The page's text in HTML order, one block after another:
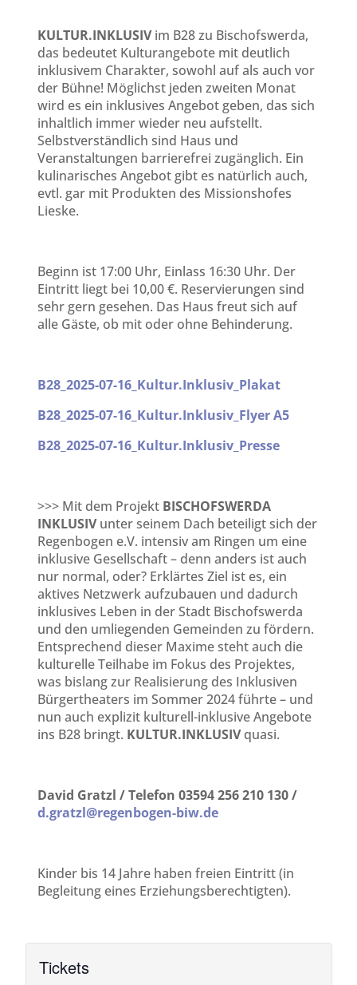
KULTUR.INKLUSIVim B28 zu Bischofswerda,
das bedeutet Kulturangebote mit deutlich
inklusivem Charakter, sowohl auf als auch vor
der Bühne! Möglichst jeden zweiten Monat
wird es ein inklusives Angebot geben, das sich
inhaltlich immer wieder neu aufstellt.
Selbstverständlich sind Haus und
Veranstaltungen barrierefrei zugänglich. Ein
kulinarisches Angebot gibt es natürlich auch,
evtl. gar mit Produkten des Missionshofes
Lieske.
Beginn ist 17:00 Uhr, Einlass 16:30 Uhr. Der
Eintritt liegt bei 10,00 €. Reservierungen sind
sehr gern gesehen. Das Haus freut sich auf
alle Gäste, ob mit oder ohne Behinderung.
B28_2025-07-16_Kultur.Inklusiv_Plakat
B28_2025-07-16_Kultur.Inklusiv_Flyer A5
B28_2025-07-16_Kultur.Inklusiv_Presse
>>> Mit dem Projekt BISCHOFSWERDA
INKLUSIVunter seinem Dach beteiligt sich der
Regenbogen e.V. intensiv am Ringen um eine
inklusive Gesellschaft – denn anders ist auch
nur normal, oder? Erklärtes Ziel ist es, ein
aktives Netzwerk aufzubauen und dadurch
inklusives Leben in der Stadt Bischofswerda
und den umliegenden Gemeinden zu fördern.
Entsprechend dieser Maxime steht auch die
kulturelle Teilhabe im Fokus des Projektes,
was bislang zur Realisierung des Inklusiven
Bürgertheaters im Sommer 2024 führte – und
nun auch explizit kulturell-inklusive Angebote
ins B28 bringt. KULTUR.INKLUSIVquasi.
David Gratzl / Telefon 03594 256 210 130 /
d.gratzl@regenbogen-biw.de
Kinder bis 14 Jahre haben freien Eintritt (in
Begleitung eines Erziehungsberechtigten).
Tickets